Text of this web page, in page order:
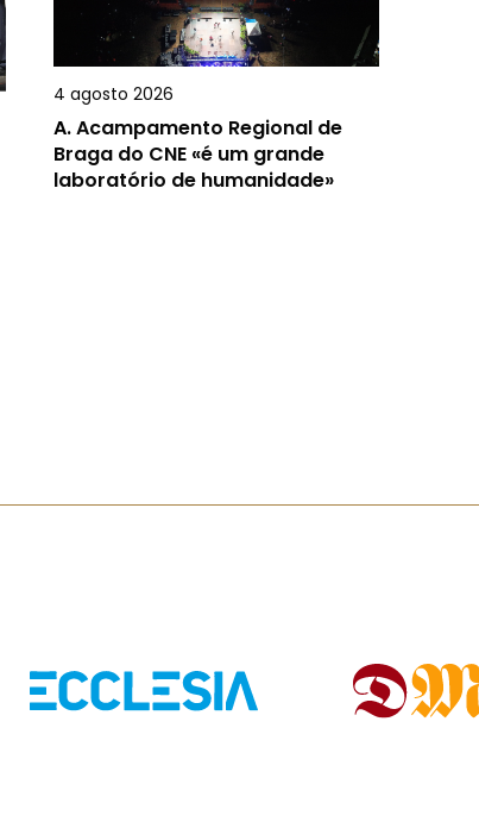
4 agosto 2026
A.Acampamento Regional de
Braga do CNE «é um grande
laboratório de humanidade»